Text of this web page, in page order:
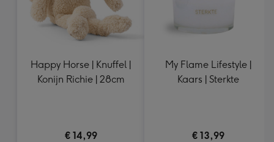
Happy Horse | Knuffel |
Konijn Richie | 28cm
€ 14,99
My Flame Lifestyle |
Kaars | Sterkte
€ 13,99